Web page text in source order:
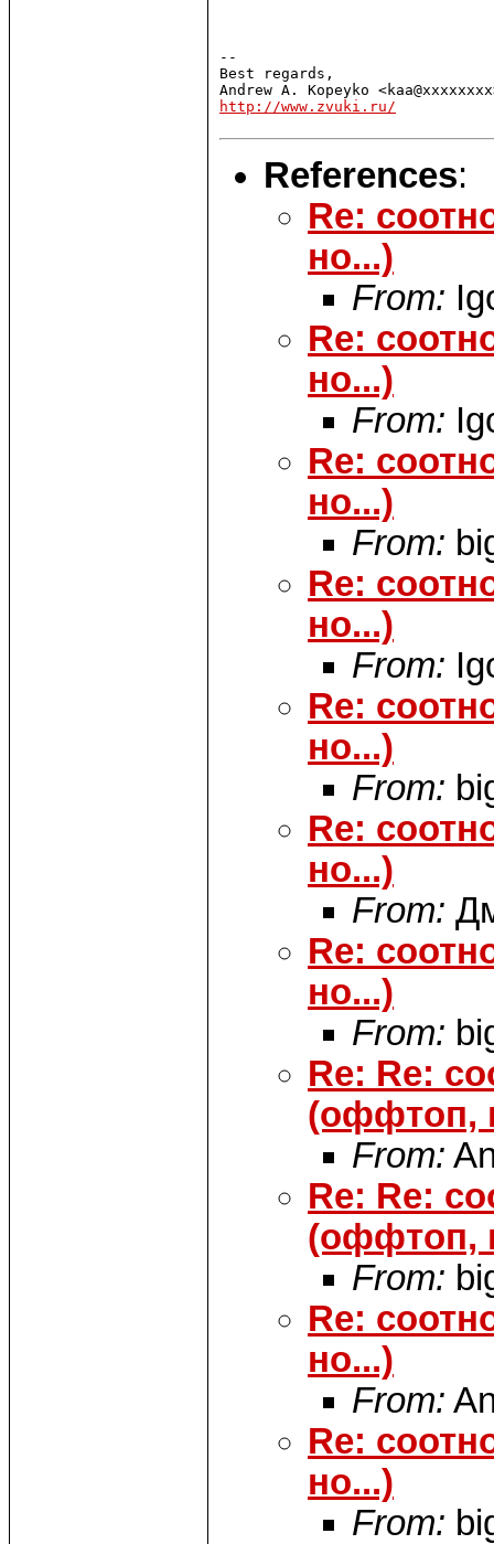
--
Best regards,
http://www.zvuki.ru/
References:
Re:
но...)
From:
Re:
но...)
From:
Re:
но...)
From:
Re:
но...)
From:
Re:
но...)
From:
Re:
но...)
From:
Re:
но...)
From:
Re: Re:
(оффтоп,
From:
Re: Re:
(оффтоп,
From:
Re:
но...)
From:
Re:
но...)
From: